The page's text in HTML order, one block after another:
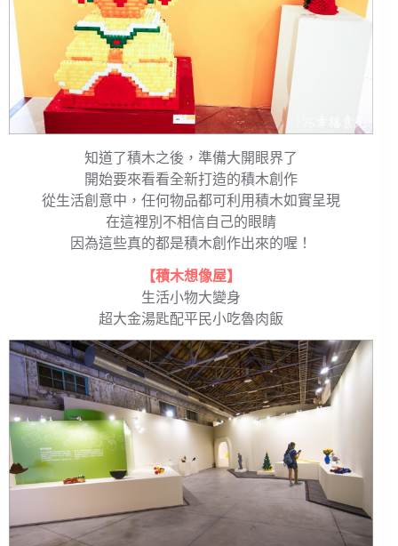
知道了積木之後，準備大開眼界了
開始要來看看全新打造的積木創作
從生活創意中，任何物品都可利用積木如實呈現
在這裡別不相信自己的眼睛
因為這些真的都是積木創作出來的喔！
【積木想像屋】
生活小物大變身
超大金湯匙配平民小吃魯肉飯